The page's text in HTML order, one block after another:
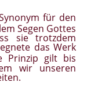
für den
Segen Gottes
sie trotzdem
das Werk
Prinzip gilt bis
wir unseren